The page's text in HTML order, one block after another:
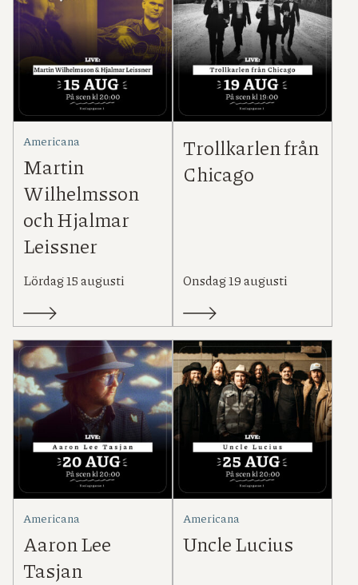
Americana
Martin
Wilhelmsson
och Hjalmar
Leissner
Lördag 15 augusti
Trollkarlen från
Chicago
Onsdag 19 augusti
Americana
Aaron Lee
Tasjan
Americana
Uncle Lucius